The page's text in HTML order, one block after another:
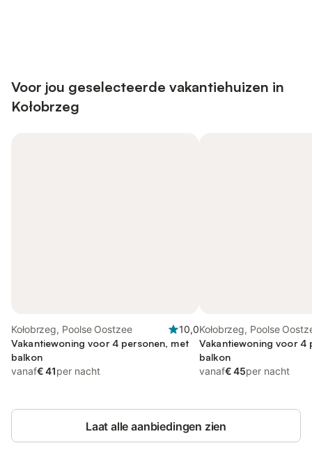
Voor jou geselecteerde vakantiehuizen in
Kołobrzeg
Kołobrzeg, Poolse Oostzee
10,0
Vakantiewoning voor 4 personen, met
balkon
vanaf€ 41per nacht
Kołobrzeg, Poolse
Vakantiewoning voor 4
balkon
vanaf€ 45per nacht
Laat alle aanbiedingen zien